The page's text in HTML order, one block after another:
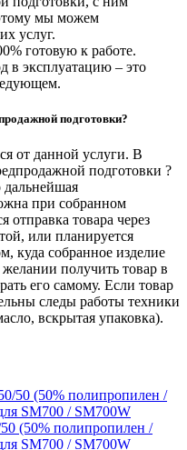
мы можем
услуг.
готовую к работе.
в эксплуатацию – это
подготовки?
от данной услуги. В
подготовки ?
дальнейшая
при собранном
отправка товара через
или планируется
куда собранное изделие
получить товар в
его самому. Если товар
следы работы техники
вскрытая упаковка).
(50% полипропилен /
SM700 / SM700W